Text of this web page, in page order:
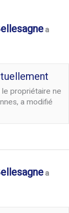
a
propriétaire ne
a modifié
a